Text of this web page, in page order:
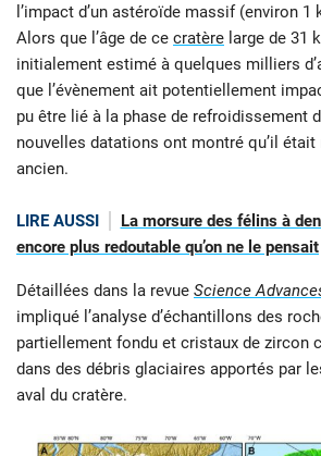
l’impact d’un astéroïde massif (environ 1
Alors que l’âge de ce cratère large de 31
initialement estimé à quelques milliers
que l’évènement ait potentiellement
pu être lié à la phase de refroidissement
nouvelles datations ont montré qu’il
ancien.
LIRE AUSSI
La morsure des félins à
encore plus redoutable qu’on ne le pensait
Détaillées dans la revue Science
impliqué l’analyse d’échantillons des
partiellement fondu et cristaux de zircon
dans des débris glaciaires apportés par
aval du cratère.